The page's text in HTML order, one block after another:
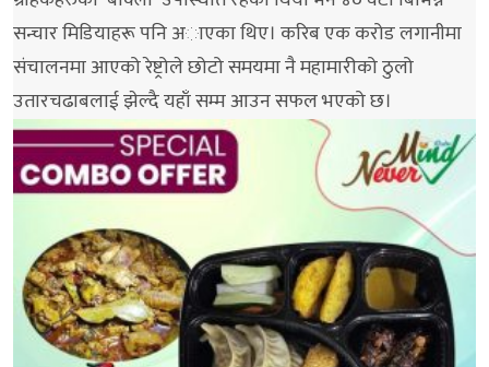
सन्चार मिडियाहरू पनि अाएका थिए। करिब एक करोड लगानीमा
संचालनमा आएको रेष्ट्रोले छोटो समयमा नै महामारीको ठुलो
उतारचढाबलाई झेल्दै यहाँ सम्म आउन सफल भएको छ।